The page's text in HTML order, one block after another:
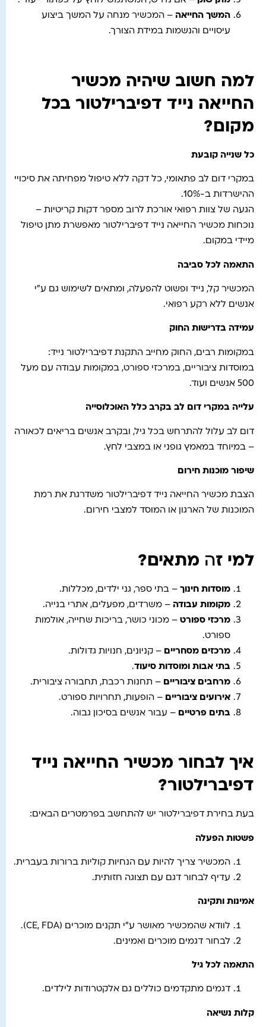
המשך החייאה – המכשיר מנחה על המשך ביצוע
עיסויים והנשמות במידת הצורך.
למה חשוב שיהיה מכשיר
החייאה נייד דפיברילטור בכל
מקום?
כל שנייה קובעת
במקרי דום לב פתאומי, כל דקה ללא טיפול מפחיתה את סיכויי
ההישרדות ב-10%.
הגעה של צוות רפואי אורכת לרוב מספר דקות קריטיות –
נוכחות מכשיר החייאה נייד דפיברילטור מאפשרת מתן טיפול
מיידי במקום.
התאמה לכל סביבה
המכשיר קל, נייד ופשוט להפעלה, ומתאים לשימוש גם ע"י
אנשים ללא רקע רפואי.
עמידה בדרישות החוק
במקומות רבים, החוק מחייב התקנת דפיברילטור נייד:
במוסדות ציבוריים, במרכזי ספורט, במקומות עבודה עם מעל
500 אנשים ועוד.
עלייה במקרי דום לב בקרב כלל האוכלוסייה
דום לב עלול להתרחש בכל גיל, ובקרב אנשים בריאים לכאורה
– במיוחד במאמץ גופני או במצבי לחץ.
שיפור מוכנות חירום
הצבת מכשיר החייאה נייד דפיברילטור משדרגת את רמת
המוכנות של הארגון או המוסד למצבי חירום.
למי זה מתאים?
מוסדות חינוך – בתי ספר, גני ילדים, מכללות.
מקומות עבודה – משרדים, מפעלים, אתרי בנייה.
מרכזי ספורט – מכוני כושר, בריכות שחייה, אולמות
ספורט.
מרכזים מסחריים – קניונים, חנויות גדולות.
בתי אבות ומוסדות סיעוד.
מרחבים ציבוריים – תחנות רכבת, תחבורה ציבורית.
אירועים ציבוריים – הופעות, תחרויות ספורט.
בתים פרטיים – עבור אנשים בסיכון גבוה.
איך לבחור מכשיר החייאה נייד
דפיברילטור?
בעת בחירת דפיברילטור יש להתחשב בפרמטרים הבאים:
פשטות הפעלה
המכשיר צריך להיות עם הנחיות קוליות ברורות בעברית.
עדיף לבחור דגם עם תצוגה חזותית.
אמינות ותקינה
לוודא שהמכשיר מאושר ע"י תקנים מוכרים (CE, FDA).
לבחור דגמים מוכרים ואמינים.
התאמה לכל גיל
דגמים מתקדמים כוללים גם אלקטרודות לילדים.
קלות נשיאה